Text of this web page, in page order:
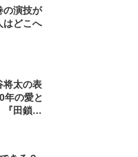
の演技が
どこへ
将太の表
の愛と
田鎖ブ